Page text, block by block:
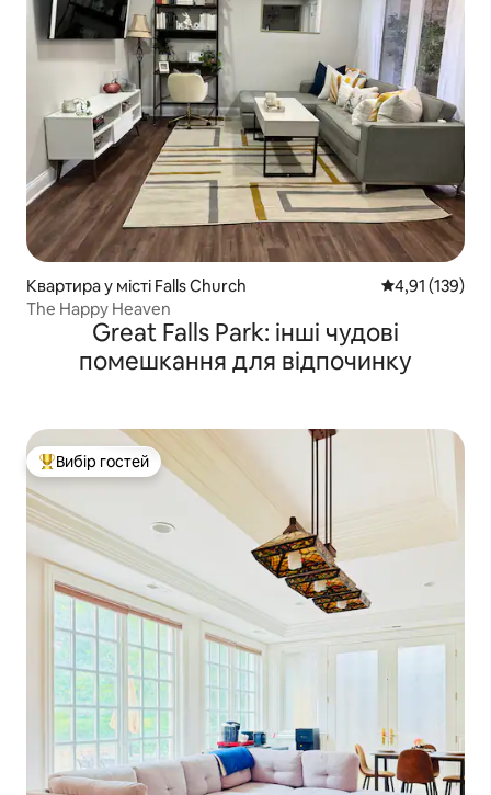
Квартира у місті Falls Church Середня
4,91 (139)
The Happy Heaven
Great Falls Park: інші чудові
помешкання для відпочинку
Топ вибір гостей
Вибір гостей